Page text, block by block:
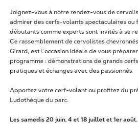
Joignez-vous à notre rendez-vous de
admirer des cerfs-volants spectaculaires ou
débutants comme experts sont invités à se
Ce rassemblement de cervolistes
Girard, est l’occasion idéale de vous
programme : démonstrations de grands
pratiques et échanges avec des passionnés.
Apportez votre cerf-volant ou profitez du
Ludothèque du parc.
Les samedis 20 juin, 4 et 18 juillet et 1er août.